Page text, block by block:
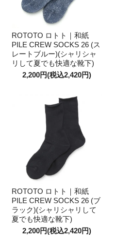
ROTOTO ロトト｜和紙
PILE CREW SOCKS 26 (ス
レートブルー)(シャリシャ
リして夏でも快適な靴下)
2,200円(税込2,420円)
ROTOTO ロトト｜和紙
PILE CREW SOCKS 26 (ブ
ラック)(シャリシャリして
夏でも快適な靴下)
2,200円(税込2,420円)